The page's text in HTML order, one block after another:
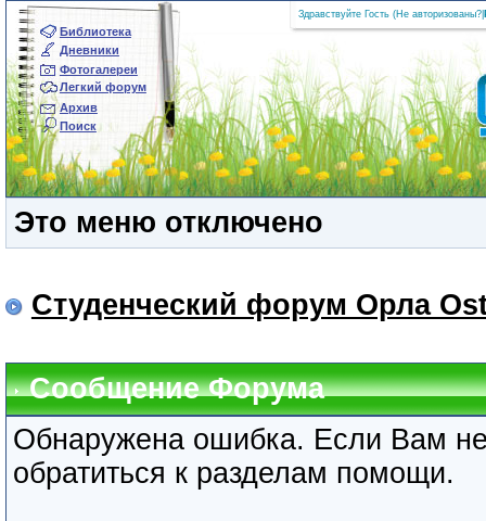
Библиотека
Дневники
Фотогалереи
Легкий форум
Архив
Поиск
Здравствуйте Гость (Не авторизованы?
Это меню отключено
Студенческий форум Орла
Сообщение Форума
Обнаружена ошибка. Если Вам
обратиться к разделам помощи.